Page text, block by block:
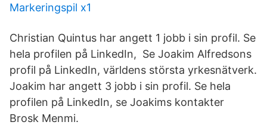
Markeringspil x1
Christian Quintus har angett 1 jobb i sin profil. Se
hela profilen på LinkedIn, Se Joakim Alfredsons
profil på LinkedIn, världens största yrkesnätverk.
Joakim har angett 3 jobb i sin profil. Se hela
profilen på LinkedIn, se Joakims kontakter
Brosk Menmi.